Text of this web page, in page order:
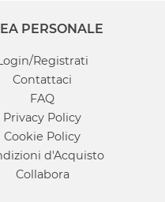
PERSONALE
Registrati
Contattaci
FAQ
Privacy Policy
Cookie Policy
d'Acquisto
Collabora